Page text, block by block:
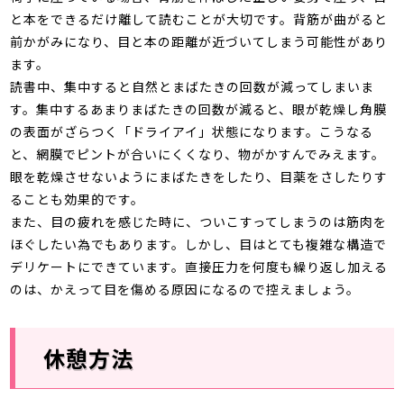
と本をできるだけ離して読むことが大切です。背筋が曲がると
前かがみになり、目と本の距離が近づいてしまう可能性があり
ます。
読書中、集中すると自然とまばたきの回数が減ってしまいま
す。集中するあまりまばたきの回数が減ると、眼が乾燥し角膜
の表面がざらつく「ドライアイ」状態になります。こうなる
と、網膜でピントが合いにくくなり、物がかすんでみえます。
眼を乾燥させないようにまばたきをしたり、目薬をさしたりす
ることも効果的です。
また、目の疲れを感じた時に、ついこすってしまうのは筋肉を
ほぐしたい為でもあります。しかし、目はとても複雑な構造で
デリケートにできています。直接圧力を何度も繰り返し加える
のは、かえって目を傷める原因になるので控えましょう。
休憩方法